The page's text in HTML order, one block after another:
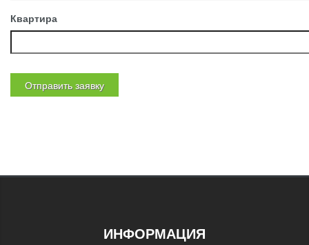
Квартира
ИНФОРМАЦИЯ